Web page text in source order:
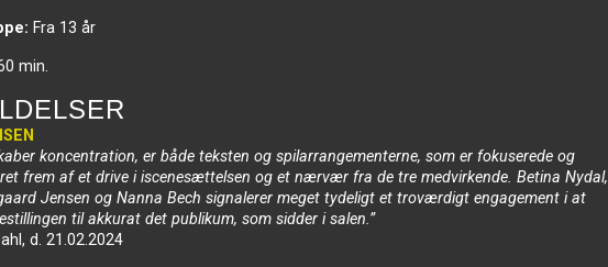
Fra 13 år
min.
koncentration, er både teksten og spilarrangementerne, som er fokuserede og
frem af et drive i iscenesættelsen og et nærvær fra de tre medvirkende. Betina Nydal,
Jensen og Nanna Bech signalerer meget tydeligt et troværdigt engagement i at
til akkurat det publikum, som sidder i salen.”
d. 21.02.2024